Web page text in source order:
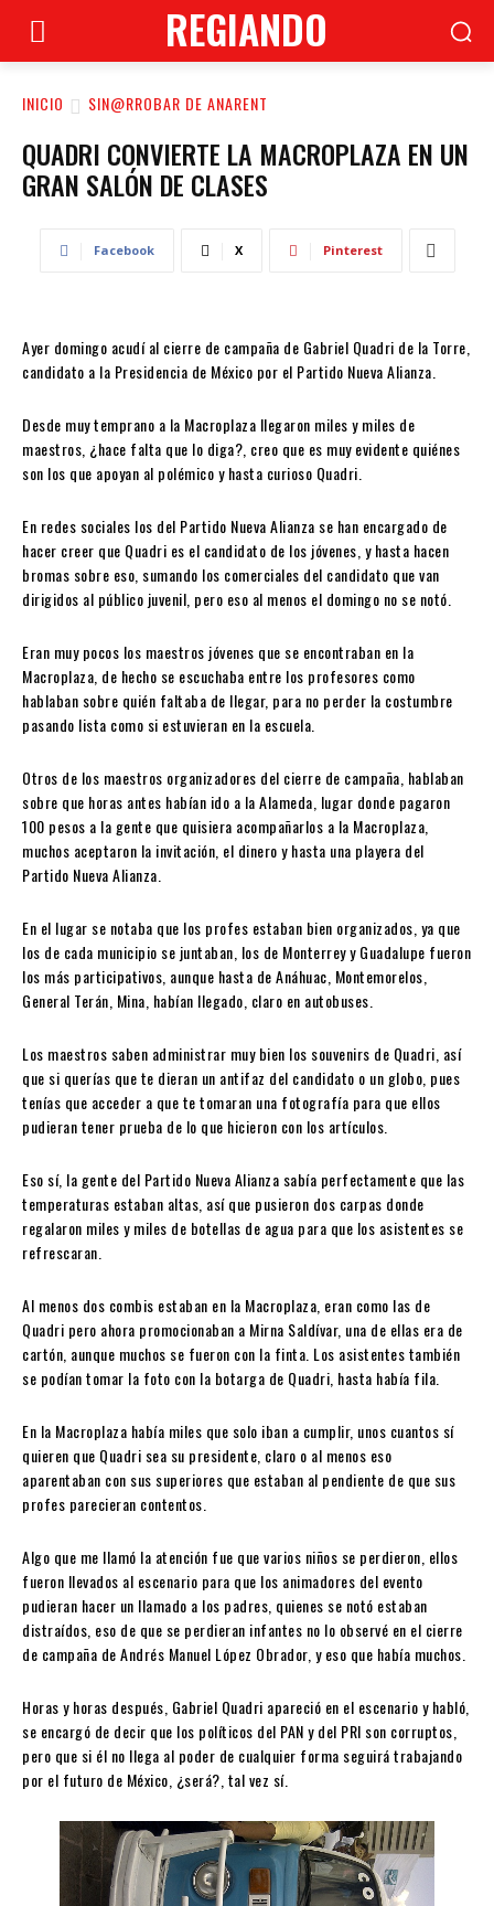
REGIANDO
INICIO SIN@RROBAR DE ANARENT
QUADRI CONVIERTE LA MACROPLAZA EN UN
GRAN SALÓN DE CLASES
Facebook X Pinterest
Ayer domingo acudí al cierre de campaña de Gabriel Quadri de la Torre,
candidato a la Presidencia de México por el Partido Nueva Alianza.
Desde muy temprano a la Macroplaza llegaron miles y miles de
maestros, ¿hace falta que lo diga?, creo que es muy evidente quiénes
son los que apoyan al polémico y hasta curioso Quadri.
En redes sociales los del Partido Nueva Alianza se han encargado de
hacer creer que Quadri es el candidato de los jóvenes, y hasta hacen
bromas sobre eso, sumando los comerciales del candidato que van
dirigidos al público juvenil, pero eso al menos el domingo no se notó.
Eran muy pocos los maestros jóvenes que se encontraban en la
Macroplaza, de hecho se escuchaba entre los profesores como
hablaban sobre quién faltaba de llegar, para no perder la costumbre
pasando lista como si estuvieran en la escuela.
Otros de los maestros organizadores del cierre de campaña, hablaban
sobre que horas antes habían ido a la Alameda, lugar donde pagaron
100 pesos a la gente que quisiera acompañarlos a la Macroplaza,
muchos aceptaron la invitación, el dinero y hasta una playera del
Partido Nueva Alianza.
En el lugar se notaba que los profes estaban bien organizados, ya que
los de cada municipio se juntaban, los de Monterrey y Guadalupe fueron
los más participativos, aunque hasta de Anáhuac, Montemorelos,
General Terán, Mina, habían llegado, claro en autobuses.
Los maestros saben administrar muy bien los souvenirs de Quadri, así
que si querías que te dieran un antifaz del candidato o un globo, pues
tenías que acceder a que te tomaran una fotografía para que ellos
pudieran tener prueba de lo que hicieron con los artículos.
Eso sí, la gente del Partido Nueva Alianza sabía perfectamente que las
temperaturas estaban altas, así que pusieron dos carpas donde
regalaron miles y miles de botellas de agua para que los asistentes se
refrescaran.
Al menos dos combis estaban en la Macroplaza, eran como las de
Quadri pero ahora promocionaban a Mirna Saldívar, una de ellas era de
cartón, aunque muchos se fueron con la finta. Los asistentes también
se podían tomar la foto con la botarga de Quadri, hasta había fila.
En la Macroplaza había miles que solo iban a cumplir, unos cuantos sí
quieren que Quadri sea su presidente, claro o al menos eso
aparentaban con sus superiores que estaban al pendiente de que sus
profes parecieran contentos.
Algo que me llamó la atención fue que varios niños se perdieron, ellos
fueron llevados al escenario para que los animadores del evento
pudieran hacer un llamado a los padres, quienes se notó estaban
distraídos, eso de que se perdieran infantes no lo observé en el cierre
de campaña de Andrés Manuel López Obrador, y eso que había muchos.
Horas y horas después, Gabriel Quadri apareció en el escenario y habló,
se encargó de decir que los políticos del PAN y del PRI son corruptos,
pero que si él no llega al poder de cualquier forma seguirá trabajando
por el futuro de México, ¿será?, tal vez sí.